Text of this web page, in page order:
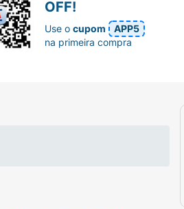
OFF!
Use ocupom
APP5
na primeira compra